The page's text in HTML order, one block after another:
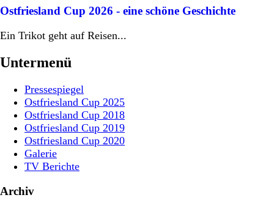
Ostfriesland Cup 2026 - eine schöne Geschichte
Ein Trikot geht auf Reisen...
Untermenü
Pressespiegel
Ostfriesland Cup 2025
Ostfriesland Cup 2018
Ostfriesland Cup 2019
Ostfriesland Cup 2020
Galerie
TV Berichte
Archiv